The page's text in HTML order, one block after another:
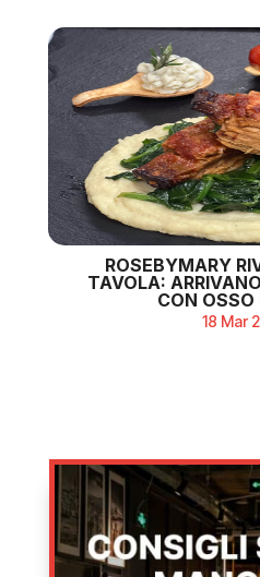
ROSEBYMARY
TAVOLA:
CON OSSO
18 Mar